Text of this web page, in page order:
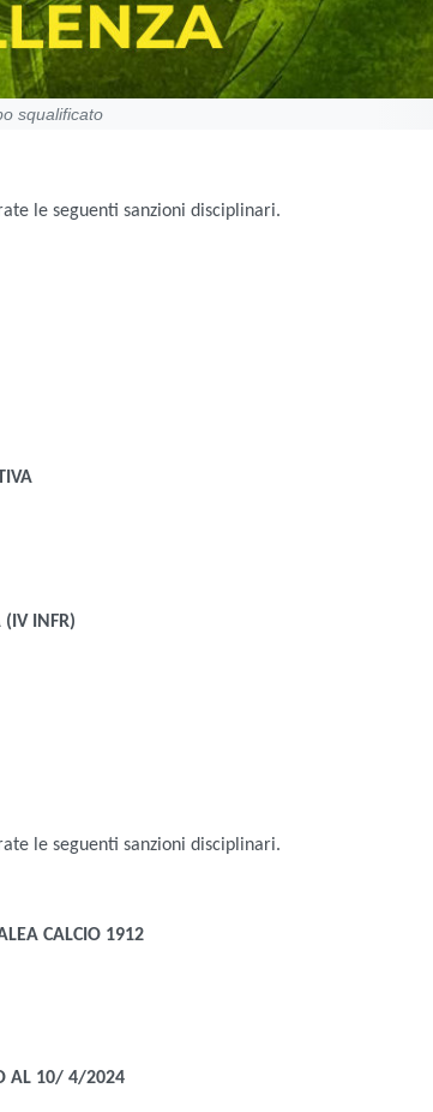
squalificato
le seguenti sanzioni disciplinari.
INFR)
le seguenti sanzioni disciplinari.
CALCIO 1912
AL 10/ 4/2024